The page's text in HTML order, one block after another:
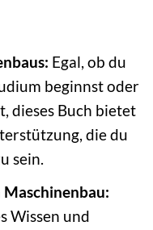
Egal, ob du
beginnst oder
dieses Buch bietet
die du
sein.
Wissen und